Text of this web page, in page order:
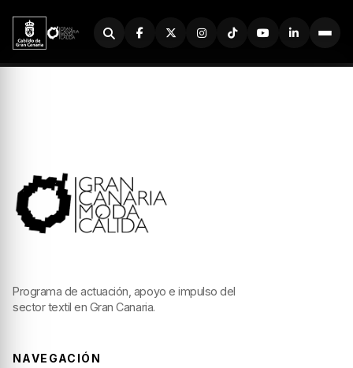
Buscador
Programa de actuación, apoyo e impulso del
sector textil en Gran Canaria.
NAVEGACIÓN